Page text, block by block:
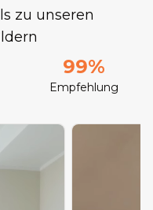
zu unseren
99%
Empfehlung